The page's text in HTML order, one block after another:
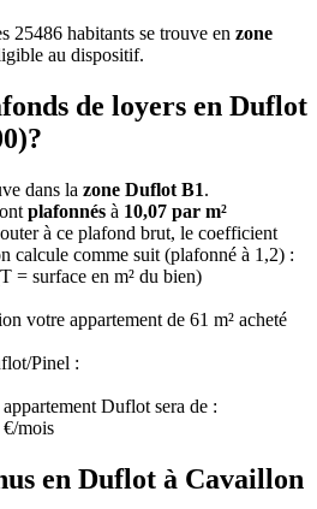
25486 habitants se trouve en zone
au dispositif.
de loyers en Duflot
dans la zone Duflot B1.
plafonnés à 10,07 par m²
à ce plafond brut, le coefficient
calcule comme suit (plafonné à 1,2) :
= surface en m² du bien)
votre appartement de 61 m² acheté
Pinel :
Duflot sera de :
mois
en Duflot à Cavaillon